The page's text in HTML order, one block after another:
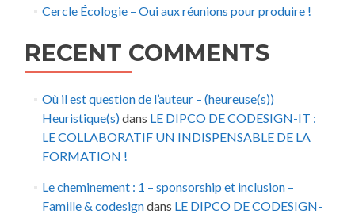
Cercle Écologie – Oui aux réunions pour produire !
RECENT COMMENTS
Où il est question de l’auteur – (heureuse(s))
Heuristique(s)dans LE DIPCO DE CODESIGN-IT :
LE COLLABORATIF UN INDISPENSABLE DE LA
FORMATION !
Le cheminement : 1 – sponsorship et inclusion –
Famille & codesigndans LE DIPCO DE CODESIGN-